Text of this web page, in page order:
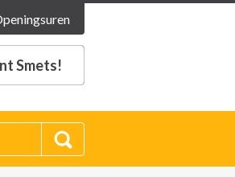
Smets!